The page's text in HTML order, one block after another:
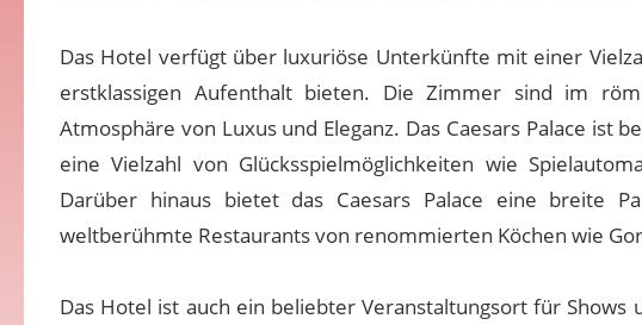
Das Hotel verfügt über luxuriöse Unterkünfte mit einer
erstklassigen Aufenthalt bieten. Die Zimmer sind im
Atmosphäre von Luxus und Eleganz. Das Caesars Palace ist
eine Vielzahl von Glücksspielmöglichkeiten wie
Darüber hinaus bietet das Caesars Palace eine breite
weltberühmte Restaurants von renommierten Köchen wie
Das Hotel ist auch ein beliebter Veranstaltungsort für Shows